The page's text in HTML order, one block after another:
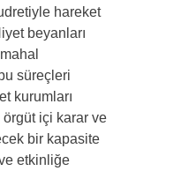
hareket
beyanları
süreçleri
kurumları
içi karar ve
bir kapasite
etkinliğe